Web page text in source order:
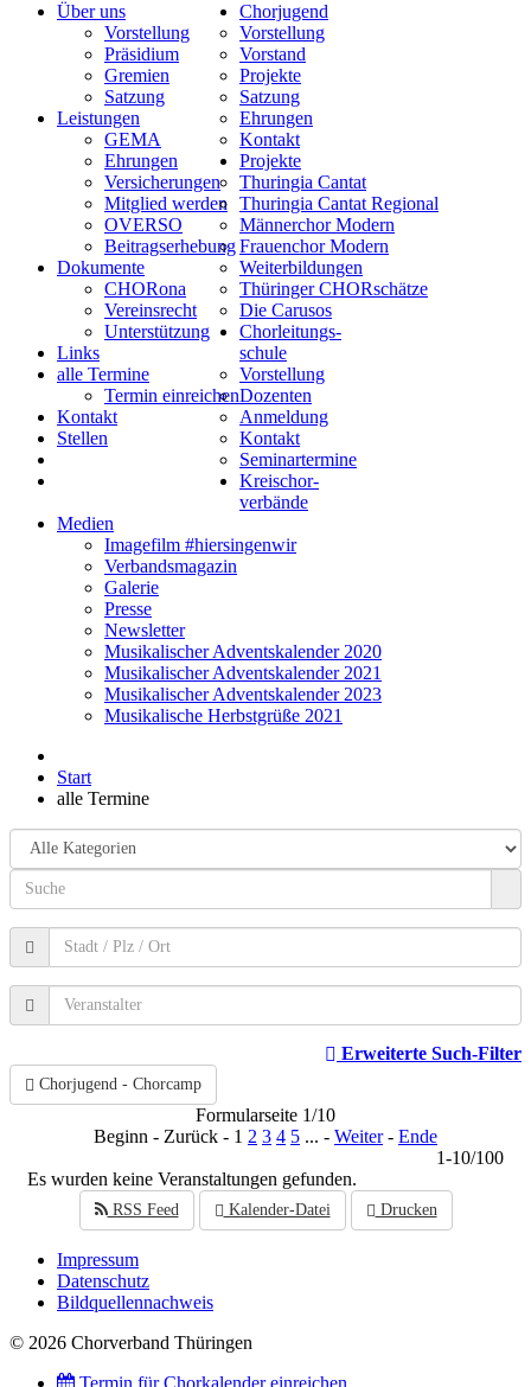
Über uns
Vorstellung
Präsidium
Gremien
Satzung
Leistungen
GEMA
Ehrungen
Versicherungen
Mitglied werden
OVERSO
Beitragserhebung
Dokumente
CHORona
Vereinsrecht
Unterstützung
Links
alle Termine
Termin einreichen
Kontakt
Stellen
Chorjugend
Vorstellung
Vorstand
Projekte
Satzung
Ehrungen
Kontakt
Projekte
Thuringia Cantat
Thuringia Cantat Regional
Männerchor Modern
Frauenchor Modern
Weiterbildungen
Thüringer CHORschätze
Die Carusos
Chorleitungs-
schule
Vorstellung
Dozenten
Anmeldung
Kontakt
Seminartermine
Kreischor-
verbände
Medien
Imagefilm #hiersingenwir
Verbandsmagazin
Galerie
Presse
Newsletter
Musikalischer Adventskalender 2020
Musikalischer Adventskalender 2021
Musikalischer Adventskalender 2023
Musikalische Herbstgrüße 2021
Start
alle Termine
Erweiterte Such-Filter
Chorjugend - Chorcamp
Formularseite 1/10
Beginn - Zurück - 1 2 3 4 5 ... - Weiter- Ende
1-10/100
Es wurden keine Veranstaltungen gefunden.
RSS Feed Kalender-Datei Drucken
Impressum
Datenschutz
Bildquellennachweis
© 2026 Chorverband Thüringen
Termin für Chorkalender einreichen